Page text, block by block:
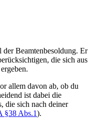
Beamtenbesoldung. Er
die sich aus
allem davon ab, ob du
ist dabei die
die sich nach deiner
§38 Abs.1).